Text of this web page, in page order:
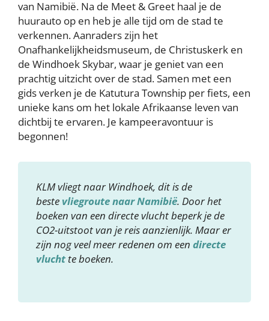
van Namibië. Na de Meet & Greet haal je de
huurauto op en heb je alle tijd om de stad te
verkennen. Aanraders zijn het
Onafhankelijkheidsmuseum, de Christuskerk en
de Windhoek Skybar, waar je geniet van een
prachtig uitzicht over de stad. Samen met een
gids verken je de Katutura Township per fiets, een
unieke kans om het lokale Afrikaanse leven van
dichtbij te ervaren. Je kampeeravontuur is
begonnen!
KLM vliegt naar Windhoek, dit is de
beste vliegroute naar Namibië. Door het
boeken van een directe vlucht beperk je de
CO2-uitstoot van je reis aanzienlijk. Maar er
zijn nog veel meer redenen om een directe
vluchtte boeken.